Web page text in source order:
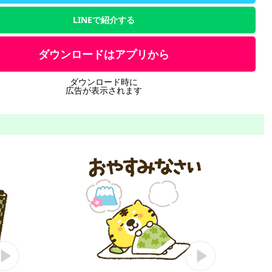
LINEで紹介する
ダウンロードはアプリから
ダウンロード時に
広告が表示されます